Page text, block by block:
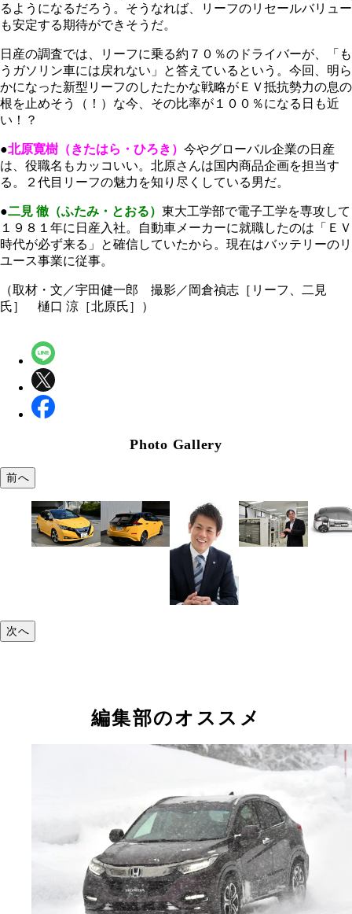
るようになるだろう。そうなれば、リーフのリセールバリュー
も安定する期待ができそうだ。
日産の調査では、リーフに乗る約７０％のドライバーが、「も
うガソリン車には戻れない」と答えているという。今回、明ら
かになった新型リーフのしたたかな戦略がＥＶ抵抗勢力の息の
根を止めそう（！）な今、その比率が１００％になる日も近
い！？
●北原寛樹（きたはら・ひろき） 今やグローバル企業の日産
は、役職名もカッコいい。北原さんは国内商品企画を担当す
る。２代目リーフの魅力を知り尽くしている男だ。
●二見 徹（ふたみ・とおる） 東大工学部で電子工学を専攻して
１９８１年に日産入社。自動車メーカーに就職したのは「ＥＶ
時代が必ず来る」と確信していたから。現在はバッテリーのリ
ユース事業に従事。
（取材・文／宇田健一郎 撮影／岡倉禎志［リーフ、二見
氏］ 樋口 涼［北原氏］）
Photo Gallery
前へ
次へ
編集部のオススメ